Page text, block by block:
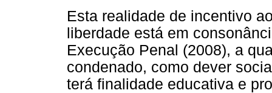
Esta realidade de incentivo
liberdade está em
Execução Penal (2008), a
condenado, como dever
terá finalidade educativa e